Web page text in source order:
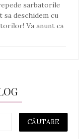
sarbatorile
deschidem cu
Va anunt ca